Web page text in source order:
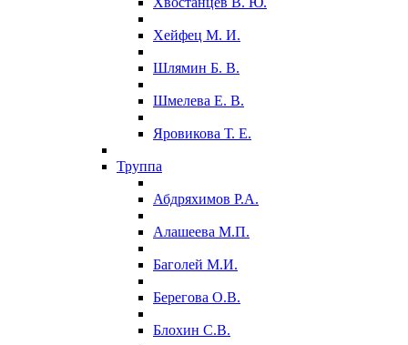
Хейфец М. И.
Шлямин Б. В.
Шмелева Е. В.
Яровикова Т. Е.
Труппа
Абдряхимов Р.А.
Алашеева М.П.
Баголей М.И.
Берегова О.В.
Блохин С.В.